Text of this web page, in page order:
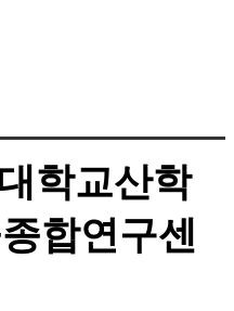
학교산학
합연구센